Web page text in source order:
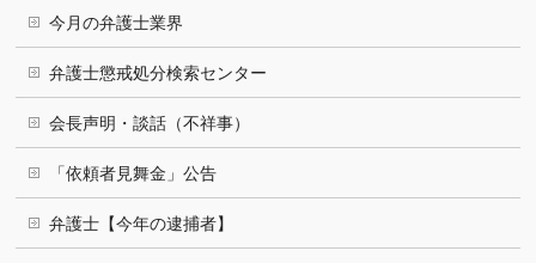
今月の弁護士業界
弁護士懲戒処分検索センター
会長声明・談話（不祥事）
「依頼者見舞金」公告
弁護士【今年の逮捕者】